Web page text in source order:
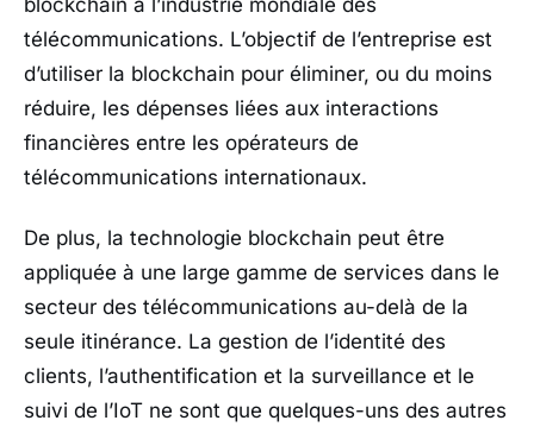
blockchain à l’industrie mondiale des
télécommunications. L’objectif de l’entreprise est
d’utiliser la blockchain pour éliminer, ou du moins
réduire, les dépenses liées aux interactions
financières entre les opérateurs de
télécommunications internationaux.
De plus, la technologie blockchain peut être
appliquée à une large gamme de services dans le
secteur des télécommunications au-delà de la
seule itinérance. La gestion de l’identité des
clients, l’authentification et la surveillance et le
suivi de l’IoT ne sont que quelques-uns des autres